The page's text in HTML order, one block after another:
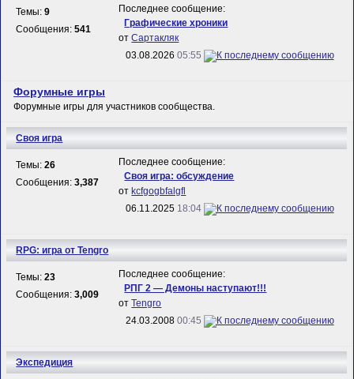
Темы:9
Сообщения:541
Последнее сообщение:
Графические хроники
отСартакляк
03.08.2026 05:55
Форумные игры
Форумные игры для участников сообщества.
Своя игра
Темы:26
Сообщения:3,387
Последнее сообщение:
Своя игра: обсуждение
отkcfgogbfalgfl
06.11.2025 18:04
RPG: игра от Tengro
Темы:23
Сообщения:3,009
Последнее сообщение:
РПГ 2 — Демоны наступают!!!
отTengro
24.03.2008 00:45
Экспедиция